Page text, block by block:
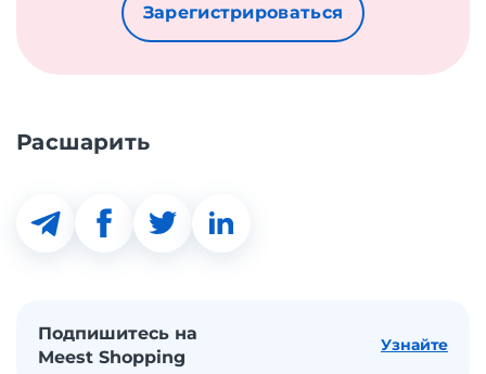
Зарегистрироваться
Расшарить
Подпишитесь на
Meest Shopping
Узнайте